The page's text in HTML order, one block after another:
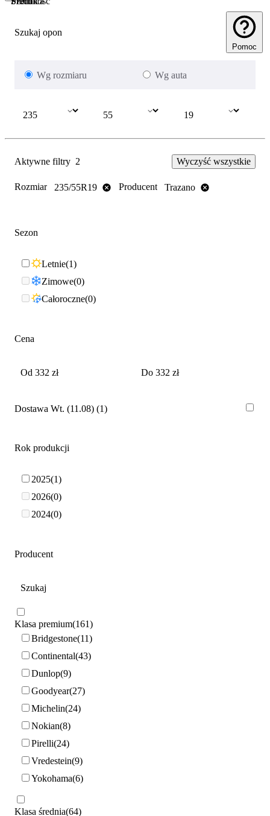
Szukaj opon
Pomoc
Wg rozmiaru Wg auta
Aktywne filtry 2 Wyczyść wszystkie
Rozmiar 235/55R19 Producent Trazano
Sezon
Letnie 1
Zimowe 0
Całoroczne 0
Cena
Dostawa Wt. (11.08) 1
Rok produkcji
2025 1
2026 0
2024 0
Producent
Klasa premium 161
Bridgestone 11
Continental 43
Dunlop 9
Goodyear 27
Michelin 24
Nokian 8
Pirelli 24
Vredestein 9
Yokohama 6
Klasa średnia 64